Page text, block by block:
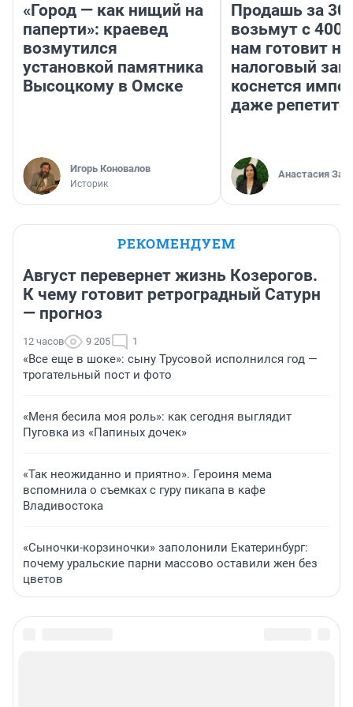
«Город — как нищий на
паперти»: краевед
возмутился
установкой памятника
Высоцкому в Омске
Игорь Коновалов
Историк
Продашь за
возьмут с
нам готовит
налоговый
коснется
даже
Анастасия
РЕКОМЕНДУЕМ
Август перевернет жизнь Козерогов.
К чему готовит ретроградный Сатурн
— прогноз
12 часов 9 205 1
«Все еще в шоке»: сыну Трусовой исполнился год —
трогательный пост и фото
«Меня бесила моя роль»: как сегодня выглядит
Пуговка из «Папиных дочек»
«Так неожиданно и приятно». Героиня мема
вспомнила о съемках с гуру пикапа в кафе
Владивостока
«Сыночки-корзиночки» заполонили Екатеринбург:
почему уральские парни массово оставили жен без
цветов